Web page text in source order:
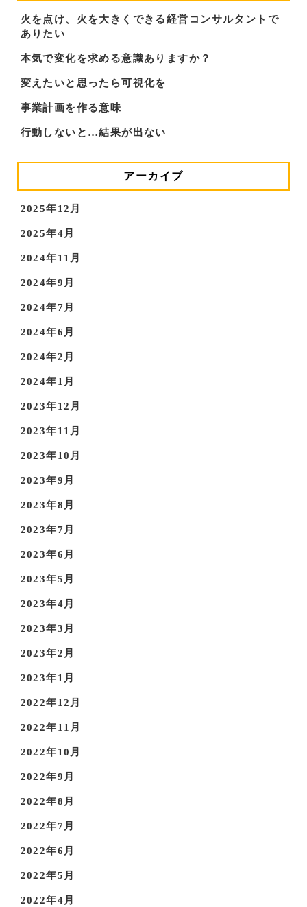
火を点け、火を大きくできる経営コンサルタントで
ありたい
本気で変化を求める意識ありますか？
変えたいと思ったら可視化を
事業計画を作る意味
行動しないと…結果が出ない
アーカイブ
2025年12月
2025年4月
2024年11月
2024年9月
2024年7月
2024年6月
2024年2月
2024年1月
2023年12月
2023年11月
2023年10月
2023年9月
2023年8月
2023年7月
2023年6月
2023年5月
2023年4月
2023年3月
2023年2月
2023年1月
2022年12月
2022年11月
2022年10月
2022年9月
2022年8月
2022年7月
2022年6月
2022年5月
2022年4月